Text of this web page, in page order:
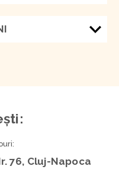
76, Cluj-Napoca